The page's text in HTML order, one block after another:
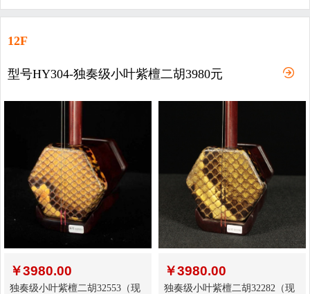
12F
型号HY304-独奏级小叶紫檀二胡3980元
￥3980.00
独奏级小叶紫檀二胡32553（现
￥3980.00
独奏级小叶紫檀二胡32282（现